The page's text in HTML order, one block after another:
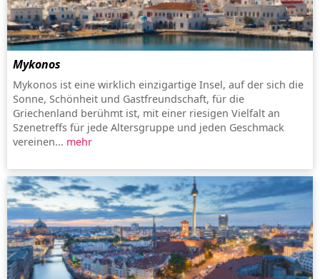
Mykonos
Mykonos ist eine wirklich einzigartige Insel, auf der sich die
Sonne, Schönheit und Gastfreundschaft, für die
Griechenland berühmt ist, mit einer riesigen Vielfalt an
Szenetreffs für jede Altersgruppe und jeden Geschmack
vereinen... mehr